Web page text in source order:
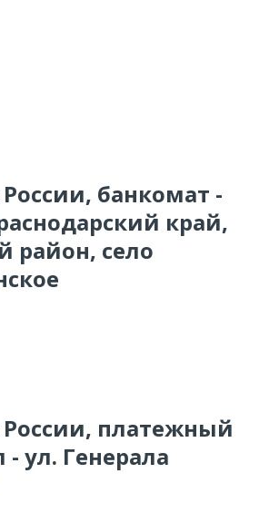
банкомат -
край,
район, село
России, платежный
ул. Генерала